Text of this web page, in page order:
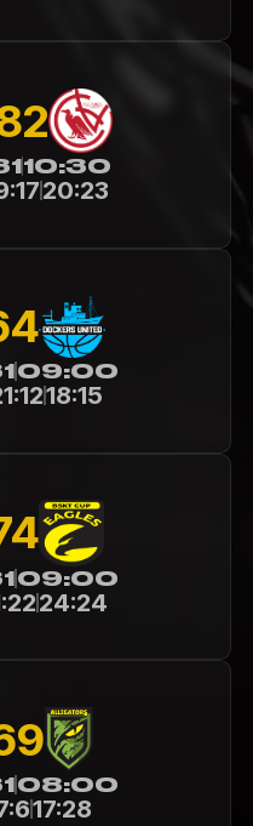
10:30
20:23
09:00
18:15
09:00
24:24
08:00
17:28